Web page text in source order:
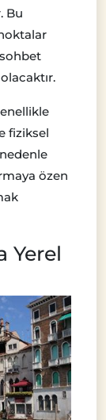
Bu
fiziksel
özen
Yerel